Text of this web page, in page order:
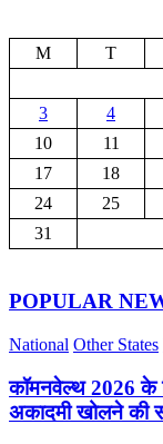
M
T
3
4
10
11
17
18
24
25
31
POPULAR
National Other States
कॉमनवेल्थ 2026 के
अकादमी खोलने की